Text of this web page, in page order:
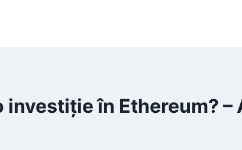
în Ethereum? –